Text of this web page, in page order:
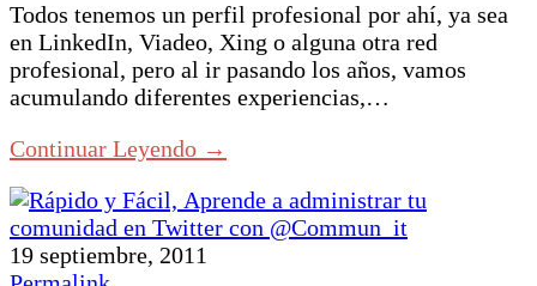
Todos tenemos un perfil profesional por ahí, ya sea
en LinkedIn, Viadeo, Xing o alguna otra red
profesional, pero al ir pasando los años, vamos
acumulando diferentes experiencias,…
Continuar Leyendo →
19 septiembre, 2011